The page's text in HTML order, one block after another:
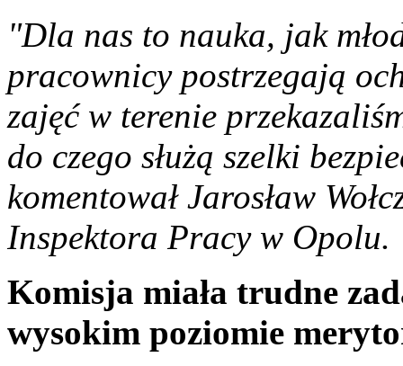
"Dla nas to nauka, jak
pracownicy postrzegają
zajęć w terenie
do czego służą szelki
komentował Jarosław
Inspektora Pracy w Opolu.
Komisja miała trudne
wysokim poziomie